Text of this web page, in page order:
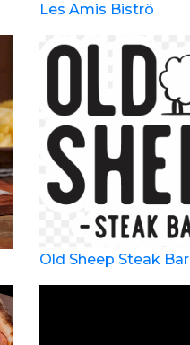
Les Amis Bistrô
Old Sheep Steak Bar